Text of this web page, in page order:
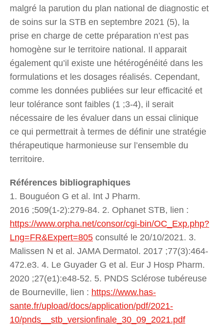
malgré la parution du plan national de diagnostic et
de soins sur la STB en septembre 2021 (5), la
prise en charge de cette préparation n’est pas
homogène sur le territoire national. Il apparait
également qu’il existe une hétérogénéité dans les
formulations et les dosages réalisés. Cependant,
comme les données publiées sur leur efficacité et
leur tolérance sont faibles (1 ;3-4), il serait
nécessaire de les évaluer dans un essai clinique
ce qui permettrait à termes de définir une stratégie
thérapeutique harmonieuse sur l’ensemble du
territoire.
Références bibliographiques
1. Bouguéon G et al. Int J Pharm.
2016 ;509(1‑2):279‑84. 2. Ophanet STB, lien :
https://www.orpha.net/consor/cgi-bin/OC_Exp.php?
Lng=FR&Expert=805 consulté le 20/10/2021. 3.
Malissen N et al. JAMA Dermatol. 2017 ;77(3):464-
472.e3. 4. Le Guyader G et al. Eur J Hosp Pharm.
2020 ;27(e1):e48‑52. 5. PNDS Sclérose tubéreuse
de Bourneville, lien : https://www.has-
sante.fr/upload/docs/application/pdf/2021-
10/pnds__stb_versionfinale_30_09_2021.pdf